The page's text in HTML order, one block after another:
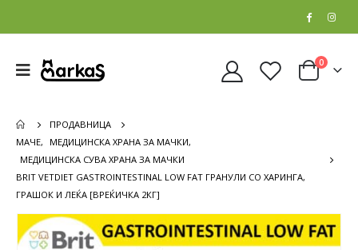
0
ПРОДАВНИЦА
МАЧЕ, МЕДИЦИНСКА ХРАНА ЗА МАЧКИ,
МЕДИЦИНСКА СУВА ХРАНА ЗА МАЧКИ
BRIT VETDIET GASTROINTESTINAL LOW FAT ГРАНУЛИ СО ХАРИНГА,
ГРАШОК И ЛЕЌА [ВРЕЌИЧКА 2КГ]